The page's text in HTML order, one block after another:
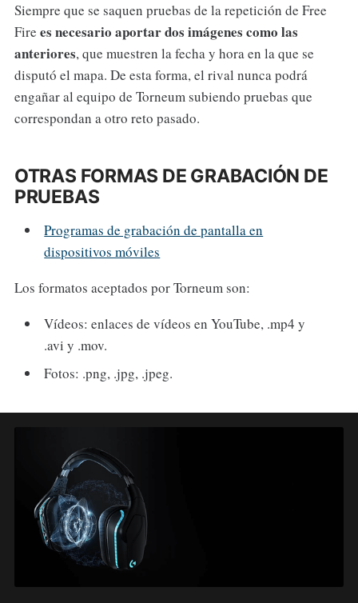
Siempre que se saquen pruebas de la repetición de Free
Fire es necesario aportar dos imágenes como las
anteriores, que muestren la fecha y hora en la que se
disputó el mapa. De esta forma, el rival nunca podrá
engañar al equipo de Torneum subiendo pruebas que
correspondan a otro reto pasado.
OTRAS FORMAS DE GRABACIÓN DE
PRUEBAS
Programas de grabación de pantalla en
dispositivos móviles
Los formatos aceptados por Torneum son:
Vídeos: enlaces de vídeos en YouTube, .mp4 y
.avi y .mov.
Fotos: .png, .jpg, .jpeg.